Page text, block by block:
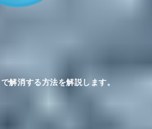
解消する方法を解説します。